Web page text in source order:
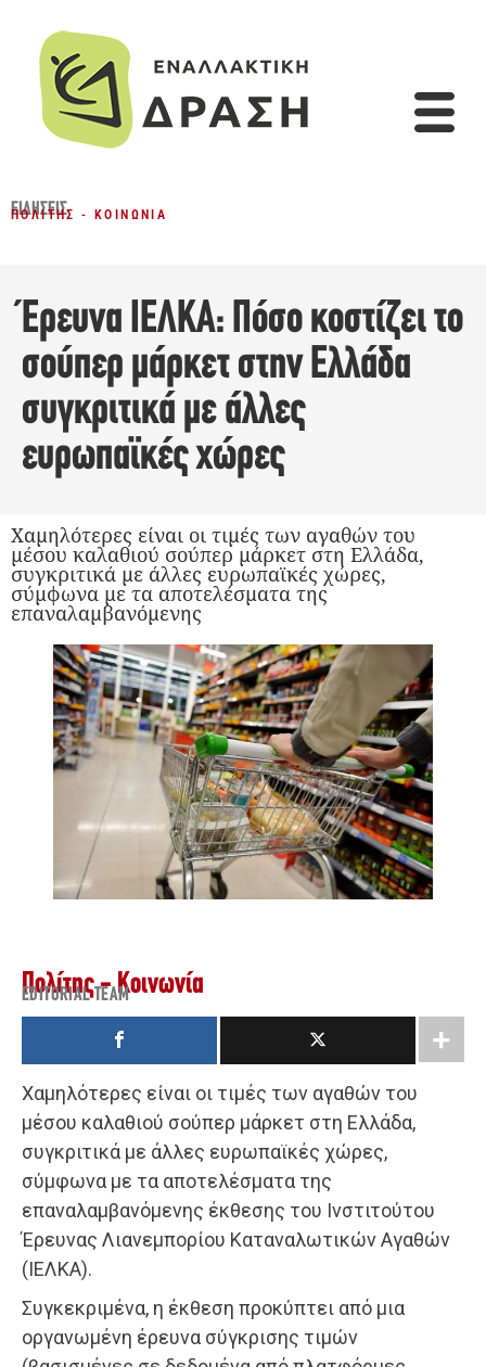
ΕΙΔΉΣΕΙΣ
ΠΟΛΊΤΗΣ - ΚΟΙΝΩΝΊΑ
Έρευνα ΙΕΛΚΑ: Πόσο κοστίζει το
σούπερ μάρκετ στην Ελλάδα
συγκριτικά με άλλες
ευρωπαϊκές χώρες
Χαμηλότερες είναι οι τιμές των αγαθών του
μέσου καλαθιού σούπερ μάρκετ στη Ελλάδα,
συγκριτικά με άλλες ευρωπαϊκές χώρες,
σύμφωνα με τα αποτελέσματα της
επαναλαμβανόμενης
Πολίτης - Κοινωνία
EDITORIAL TEAM
Χαμηλότερες είναι οι τιμές των αγαθών του
μέσου καλαθιού σούπερ μάρκετ στη Ελλάδα,
συγκριτικά με άλλες ευρωπαϊκές χώρες,
σύμφωνα με τα αποτελέσματα της
επαναλαμβανόμενης έκθεσης του Ινστιτούτου
Έρευνας Λιανεμπορίου Καταναλωτικών Αγαθών
(ΙΕΛΚΑ).
Συγκεκριμένα, η έκθεση προκύπτει από μια
οργανωμένη έρευνα σύγκρισης τιμών